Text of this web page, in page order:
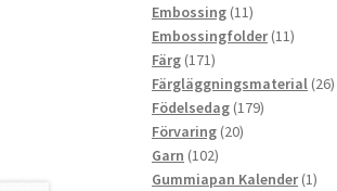
Embossing 1111
produkter
Embossingfolder 1111
Färg 171171
produkter
Färgläggningsmaterial 2626
Födelsedag 179179
Förvaring 2020
Garn 102102
produkter
Gummiapan Kalender 11